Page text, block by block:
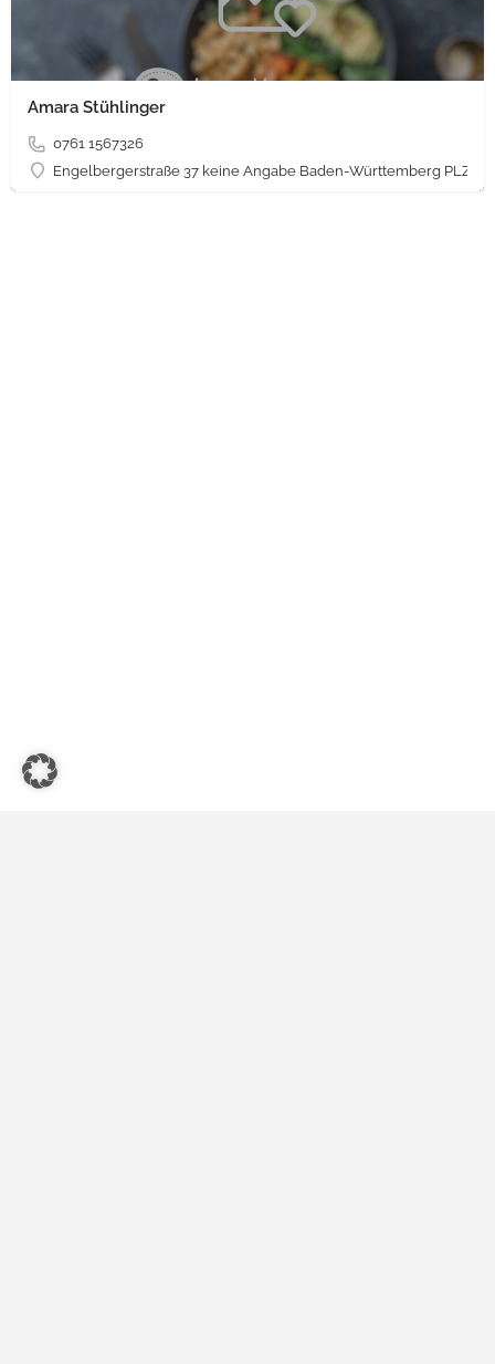
Amara Stühlinger
0761 1567326
Engelbergerstraße 37 keine Angabe Baden-Württemberg PLZ